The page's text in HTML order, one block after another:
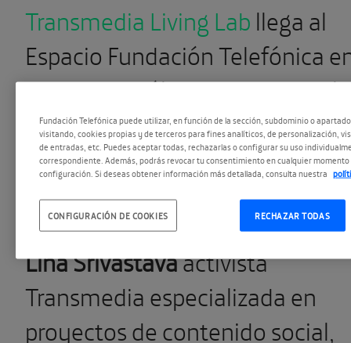
Transmedia Living Labllega al
Espacio Fundación Telefónica
su tercera y última jornada de la
mano de ponentes de la talla de
Henry Jenkins, Decano de
Comunicación, Periodismo y
Artes Cinematográficas en
Lina Srivastavaactivista
Transmedia especializada en
proyectos de contenido social,
Fundación Telefónica puede utilizar, en función de la sección, subdominio o
visitando, cookies propias y de terceros para fines analíticos, de personalización,
de entradas, etc. Puedes aceptar todas, rechazarlas o configurar su uso
correspondiente. Además, podrás revocar tu consentimiento en cualquier momento
configuración. Si deseas obtener información más detallada, consulta nuestra
RECHAZAR TODAS
CONFIGURACIÓN DE COOKIES